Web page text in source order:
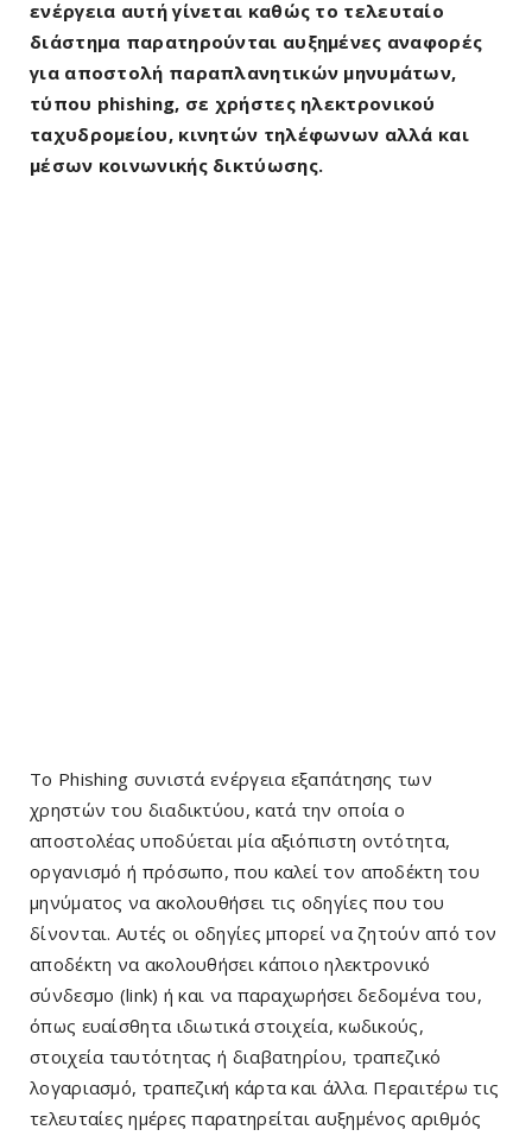
ενέργεια αυτή γίνεται καθώς το τελευταίο
διάστημα παρατηρούνται αυξημένες αναφορές
για αποστολή παραπλανητικών μηνυμάτων,
τύπου phishing, σε χρήστες ηλεκτρονικού
ταχυδρομείου, κινητών τηλέφωνων αλλά και
μέσων κοινωνικής δικτύωσης.
Το Phishing συνιστά ενέργεια εξαπάτησης των
χρηστών του διαδικτύου, κατά την οποία ο
αποστολέας υποδύεται μία αξιόπιστη οντότητα,
οργανισμό ή πρόσωπο, που καλεί τον αποδέκτη του
μηνύματος να ακολουθήσει τις οδηγίες που του
δίνονται. Αυτές οι οδηγίες μπορεί να ζητούν από τον
αποδέκτη να ακολουθήσει κάποιο ηλεκτρονικό
σύνδεσμο (link) ή και να παραχωρήσει δεδομένα του,
όπως ευαίσθητα ιδιωτικά στοιχεία, κωδικούς,
στοιχεία ταυτότητας ή διαβατηρίου, τραπεζικό
λογαριασμό, τραπεζική κάρτα και άλλα. Περαιτέρω τις
τελευταίες ημέρες παρατηρείται αυξημένος αριθμός